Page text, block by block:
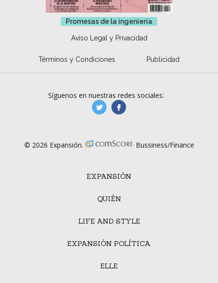
Promesas de la ingeniería
Aviso Legal y Privacidad
Términos y Condiciones Publicidad
EXPANSIÓN
QUIÉN
LIFE AND STYLE
EXPANSIÓN POLÍTICA
ELLE
Síguenos en nuestras redes sociales:
manufacturaGE
© 2026 Expansión. Bussiness/Finance